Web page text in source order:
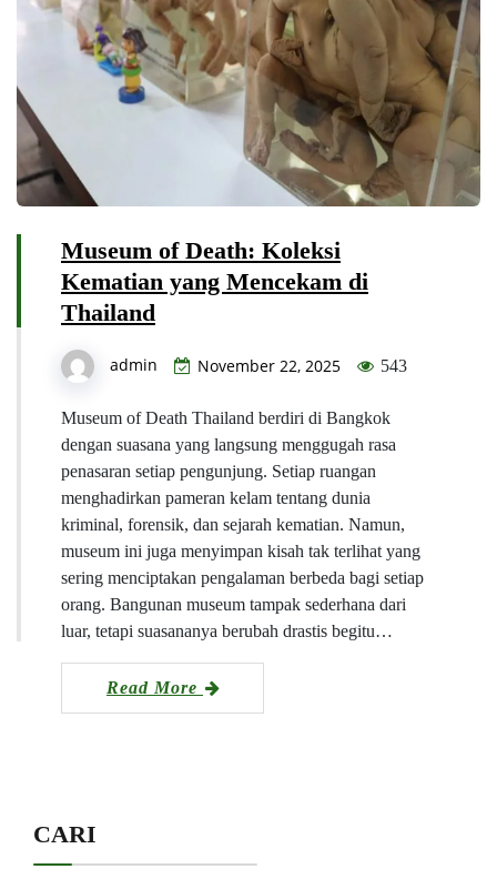
Museum of Death: Koleksi
Kematian yang Mencekam di
Thailand
admin November 22, 2025 543
Museum of Death Thailand berdiri di Bangkok
dengan suasana yang langsung menggugah rasa
penasaran setiap pengunjung. Setiap ruangan
menghadirkan pameran kelam tentang dunia
kriminal, forensik, dan sejarah kematian. Namun,
museum ini juga menyimpan kisah tak terlihat yang
sering menciptakan pengalaman berbeda bagi setiap
orang. Bangunan museum tampak sederhana dari
luar, tetapi suasananya berubah drastis begitu…
Read More
CARI